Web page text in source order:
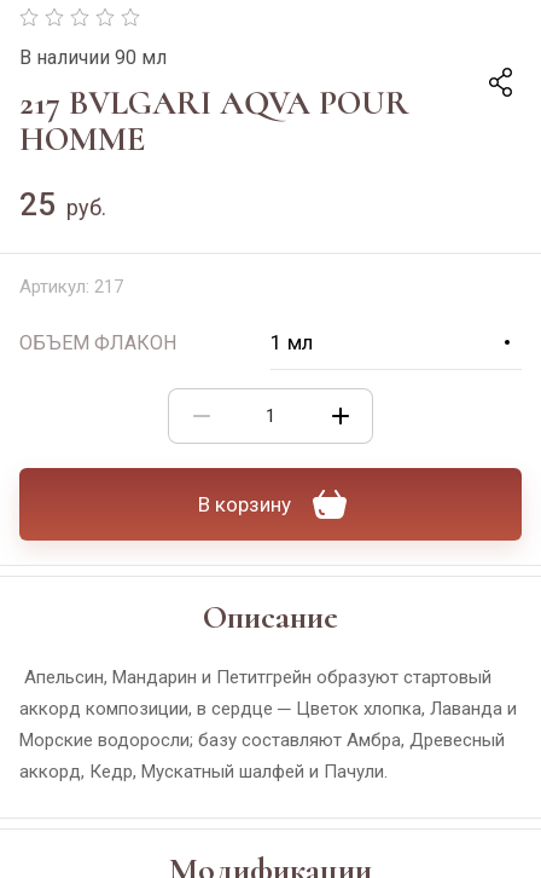
В наличии 90 мл
217 BVLGARI AQVA POUR
HOMME
25 руб.
Артикул: 217
ОБЪЕМ ФЛАКОН
В корзину
Описание
Апельсин, Мандарин и Петитгрейн образуют стартовый
аккорд композиции, в сердце ─ Цветок хлопка, Лаванда и
Морские водоросли; базу составляют Амбра, Древесный
аккорд, Кедр, Мускатный шалфей и Пачули.
Модификации